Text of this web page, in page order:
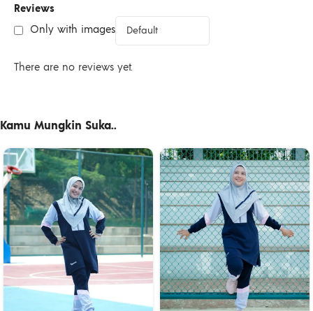
Reviews
Only with images
There are no reviews yet.
Kamu Mungkin Suka..